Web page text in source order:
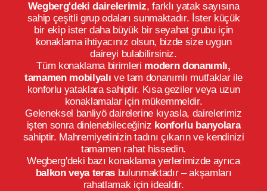
Wegberg'deki dairelerimiz, farklı yatak sayısına
sahip çeşitli grup odaları sunmaktadır. İster küçük
bir ekip ister daha büyük bir seyahat grubu için
konaklama ihtiyacınız olsun, bizde size uygun
daireyi bulabilirsiniz.
Tüm konaklama birimleri modern donanımlı,
tamamen mobilyalı ve tam donanımlı mutfaklar ile
konforlu yataklara sahiptir. Kısa geziler veya uzun
konaklamalar için mükemmeldir.
Geleneksel banliyö dairelerine kıyasla, dairelerimiz
işten sonra dinlenebileceğiniz konforlu banyolara
sahiptir. Mahremiyetinizin tadını çıkarın ve kendinizi
tamamen rahat hissedin.
Wegberg'deki bazı konaklama yerlerimizde ayrıca
balkon veya teras bulunmaktadır – akşamları
rahatlamak için idealdir.